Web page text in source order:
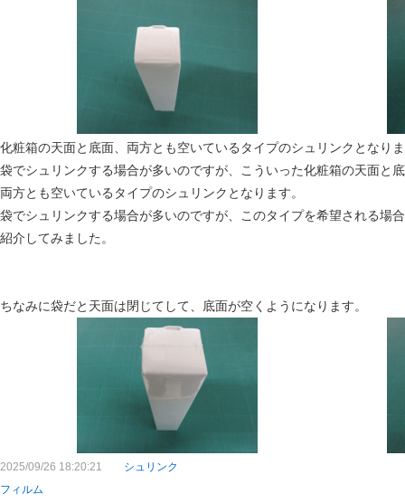
化粧箱の天面と底面、両方とも空いているタイプのシュリンクとなり
袋でシュリンクする場合が多いのですが、こういった化粧箱の天面と
両方とも空いているタイプのシュリンクとなります。
袋でシュリンクする場合が多いのですが、このタイプを希望される場
紹介してみました。
ちなみに袋だと天面は閉じてして、底面が空くようになります。
2025/09/26 18:20:21 シュリンク
フィルム